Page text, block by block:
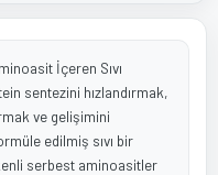
İçeren Sıvı
sentezini hızlandırmak,
ve gelişimini
edilmiş sıvı bir
serbest aminoasitler